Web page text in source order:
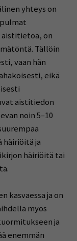
yhteys on
on
Tällöin
vaan hän
eikä
aistitiedon
noin 5–10
häiriöitä ja
häiriöitä tai
kasvaessa ja on
myös
ja
enemmän